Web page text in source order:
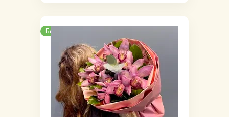
Бесплатная доставка